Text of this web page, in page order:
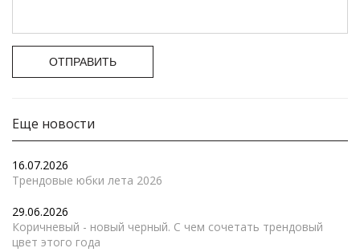
ОТПРАВИТЬ
Еще новости
16.07.2026
Трендовые юбки лета 2026
29.06.2026
Коричневый - новый черный. С чем сочетать трендовый
цвет этого года